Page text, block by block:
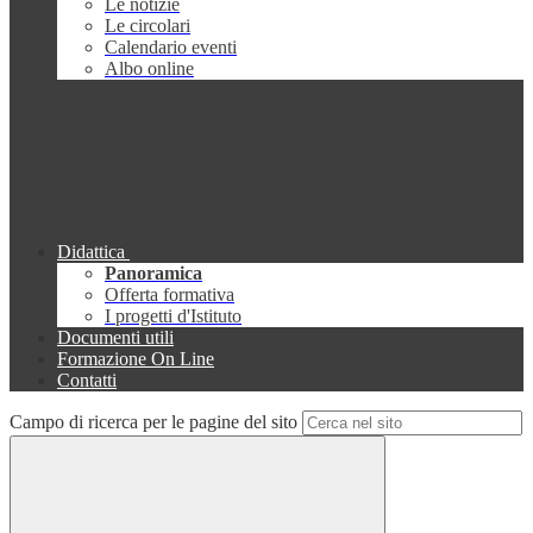
Le notizie
Le circolari
Calendario eventi
Albo online
Didattica
Panoramica
Offerta formativa
I progetti d'Istituto
Documenti utili
Formazione On Line
Contatti
Campo di ricerca per le pagine del sito